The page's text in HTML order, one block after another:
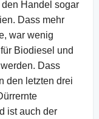
Handel sogar
Dass mehr
war wenig
Biodiesel und
Dass
den letzten drei
ist auch der